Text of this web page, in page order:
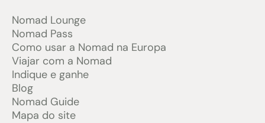
Nomad Lounge
Nomad Pass
Como usar a Nomad na Europa
Viajar com a Nomad
Indique e ganhe
Blog
Nomad Guide
Mapa do site